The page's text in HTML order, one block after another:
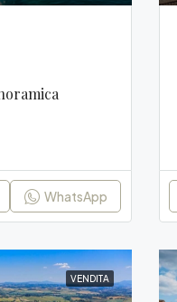
WhatsApp
VENDITA